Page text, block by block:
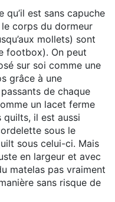
qu’il est sans capuche
corps du dormeur
mollets) sont
footbox). On peut
sur soi comme une
grâce à une
de chaque
un lacet ferme
quilts, il est aussi
sous le
sous celui-ci. Mais
en largeur et avec
matelas pas vraiment
sans risque de